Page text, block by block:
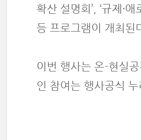
확산 설명회’, ‘규제·
등 프로그램이 개최된
이번 행사는 온-현실
인 참여는 행사공식